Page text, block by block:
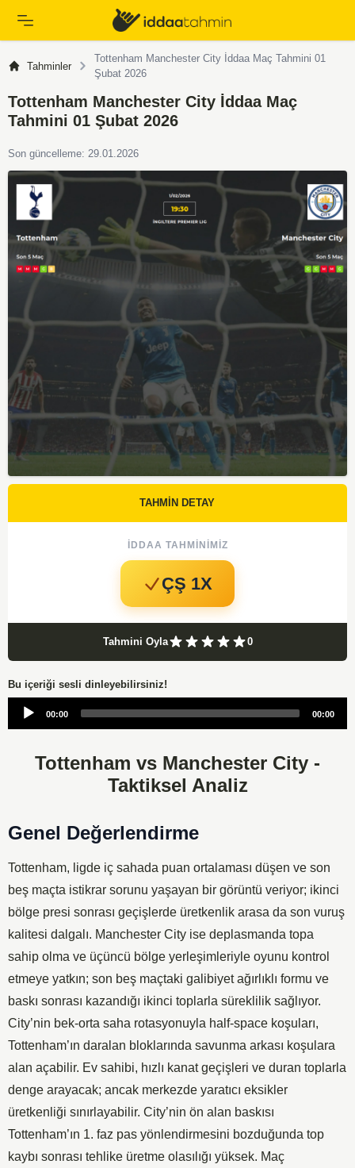
Tahminler
Tottenham Manchester City İddaa Maç Tahmini 01
Şubat 2026
Tottenham Manchester City İddaa Maç
Tahmini 01 Şubat 2026
Son güncelleme: 29.01.2026
TAHMİN DETAY
İDDAA TAHMINIMIZ
ÇŞ 1X
Tahmini Oyla 0
Bu içeriği sesli dinleyebilirsiniz!
Audio
00:00 00:00
Tottenham vs Manchester City -
Taktiksel Analiz
Genel Değerlendirme
Tottenham, ligde iç sahada puan ortalaması düşen ve son
beş maçta istikrar sorunu yaşayan bir görüntü veriyor; ikinci
bölge presi sonrası geçişlerde üretkenlik arasa da son vuruş
kalitesi dalgalı. Manchester City ise deplasmanda topa
sahip olma ve üçüncü bölge yerleşimleriyle oyunu kontrol
etmeye yatkın; son beş maçtaki galibiyet ağırlıklı formu ve
baskı sonrası kazandığı ikinci toplarla süreklilik sağlıyor.
City’nin bek-orta saha rotasyonuyla half-space koşuları,
Tottenham’ın daralan bloklarında savunma arkası koşulara
alan açabilir. Ev sahibi, hızlı kanat geçişleri ve duran toplarla
denge arayacak; ancak merkezde yaratıcı eksikler
üretkenliği sınırlayabilir. City’nin ön alan baskısı
Tottenham’ın 1. faz pas yönlendirmesini bozduğunda top
kaybı sonrası tehlike üretme olasılığı yüksek. Maç